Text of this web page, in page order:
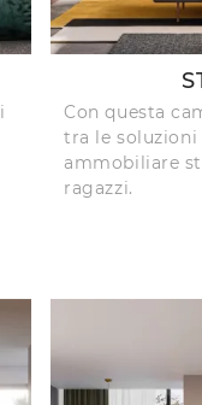
Con questa
tra le
ammobiliare
ragazzi.